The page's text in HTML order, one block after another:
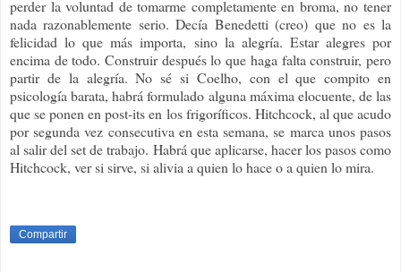
perder la voluntad de tomarme completamente en broma, no tener
nada razonablemente serio. Decía Benedetti (creo) que no es la
felicidad lo que más importa, sino la alegría. Estar alegres por
encima de todo. Construir después lo que haga falta construir, pero
partir de la alegría. No sé si Coelho, con el que compito en
psicología barata, habrá formulado alguna máxima elocuente, de las
que se ponen en post-its en los frigoríficos. Hitchcock, al que acudo
por segunda vez consecutiva en esta semana, se marca unos pasos
al salir del set de trabajo. Habrá que aplicarse, hacer los pasos como
Hitchcock, ver si sirve, si alivia a quien lo hace o a quien lo mira.
Compartir